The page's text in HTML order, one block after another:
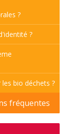
?
?
bio déchets ?
fréquentes